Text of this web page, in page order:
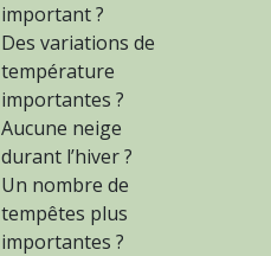
important ?
Des variations de
température
importantes ?
Aucune neige
durant l’hiver ?
Un nombre de
tempêtes plus
importantes ?